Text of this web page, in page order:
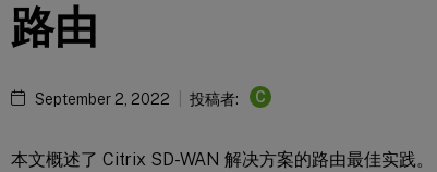
路由
September 2, 2022 投稿者: C
本文概述了 Citrix SD-WAN 解决方案的路由最佳实践。